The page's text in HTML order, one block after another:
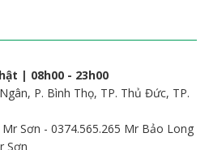
| 08h00 - 23h00
P. Bình Thọ, TP. Thủ Đức, TP.
Mr Sơn - 0374.565.265 Mr Bảo Long
Sơn